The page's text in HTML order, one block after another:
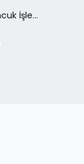
İthal Dantel Ve Krep Kumaş Boncuk İşlemeli Yırtmaçlı Astarlı Özel Tasarım Maxi Elbise - Beyaz